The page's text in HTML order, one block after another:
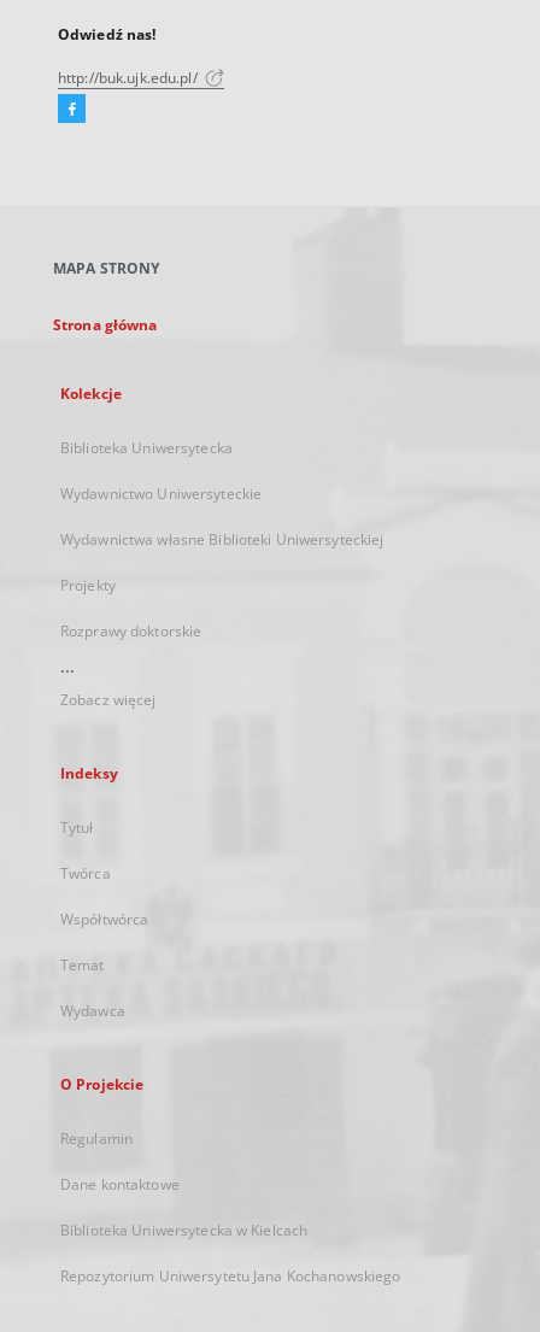
Odwiedź nas!
http://buk.ujk.edu.pl/
Facebook
karcie
MAPA STRONY
Strona główna
Kolekcje
Biblioteka Uniwersytecka
Wydawnictwo Uniwersyteckie
Wydawnictwa własne Biblioteki Uniwersyteckiej
Projekty
Rozprawy doktorskie
...
Zobacz więcej
Indeksy
Tytuł
Twórca
Współtwórca
Temat
Wydawca
O Projekcie
Regulamin
Dane kontaktowe
Biblioteka Uniwersytecka w Kielcach
Repozytorium Uniwersytetu Jana Kochanowskiego